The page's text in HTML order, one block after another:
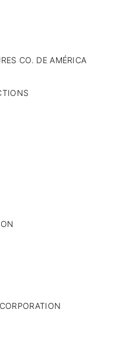
CO. DE AMÉRICA